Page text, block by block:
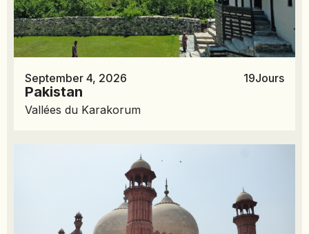
September 4, 2026 19Jours
Pakistan
Vallées du Karakorum